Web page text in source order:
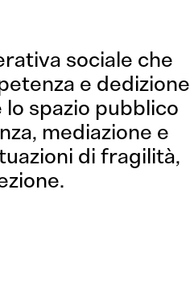
sociale che
e dedizione
lo spazio pubblico
mediazione e
di fragilità,